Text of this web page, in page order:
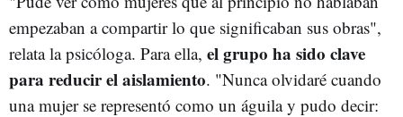
empezaban a compartir lo que significaban sus obras",
relata la psicóloga. Para ella, el grupo ha sido clave
para reducir el aislamiento. "Nunca olvidaré cuando
una mujer se representó como un águila y pudo decir: